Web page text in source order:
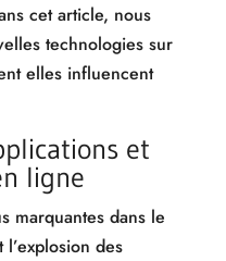
cet article, nous
technologies sur
elles influencent
et
ligne
marquantes dans le
des